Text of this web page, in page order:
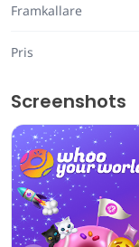
Framkallare
Pris
Screenshots